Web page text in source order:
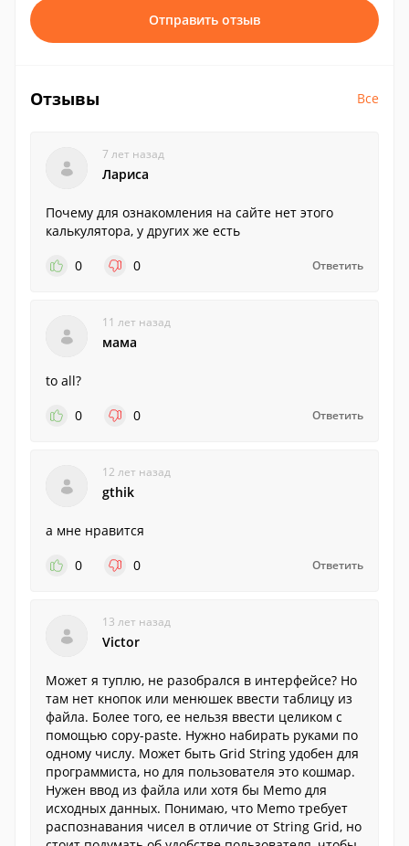
Отправить отзыв
Отзывы Все
7 лет назад
Лариса
Почему для ознакомления на сайте нет этого
калькулятора, у других же есть
0
0 Ответить
11 лет назад
мама
to all?
0
0 Ответить
12 лет назад
gthik
а мне нравится
0
0 Ответить
13 лет назад
Victor
Может я туплю, не разобрался в интерфейсе? Но
там нет кнопок или менюшек ввести таблицу из
файла. Более того, ее нельзя ввести целиком с
помощью copy-paste. Нужно набирать руками по
одному числу. Может быть Grid String удобен для
программиста, но для пользователя это кошмар.
Нужен ввод из файла или хотя бы Memo для
исходных данных. Понимаю, что Memo требует
распознавания чисел в отличие от String Grid, но